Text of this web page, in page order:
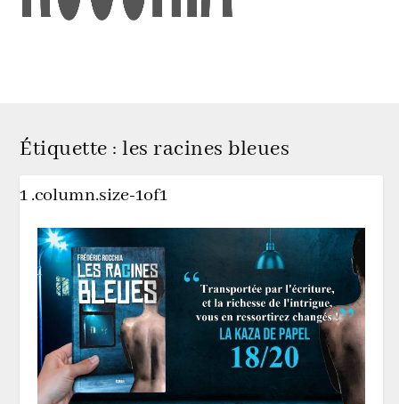
Étiquette :les racines bleues